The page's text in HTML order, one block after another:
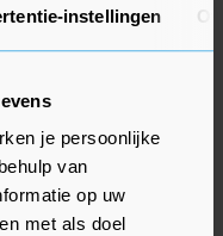
instellingen
je persoonlijke
van
op uw
met als doel
meer over de
studenten.
A.V.S.V., de
vier
aspirant-leden.